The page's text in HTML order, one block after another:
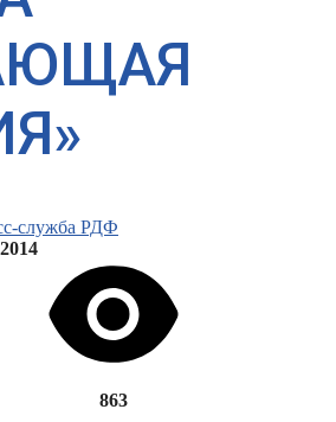
служба РДФ
863